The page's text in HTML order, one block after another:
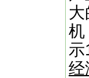
机
示
经